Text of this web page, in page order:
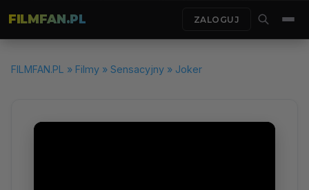
FILMFAN.PL ZALOGUJ
FILMFAN.PL » Filmy » Sensacyjny » Joker